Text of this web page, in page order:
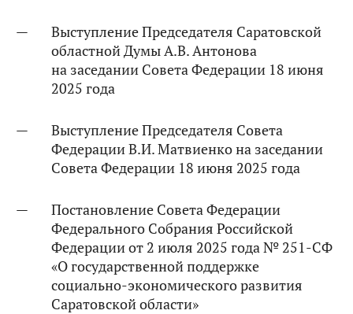
Выступление Председателя Саратовской
областной Думы А.В. Антонова
на заседании Совета Федерации 18 июня
2025 года
Выступление Председателя Совета
Федерации В.И. Матвиенко на заседании
Совета Федерации 18 июня 2025 года
Постановление Совета Федерации
Федерального Собрания Российской
Федерации от 2 июля 2025 года № 251-СФ
«О государственной поддержке
социально-экономического развития
Саратовской области»